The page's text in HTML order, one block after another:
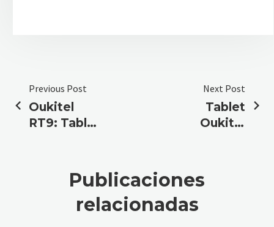
Previous Post
Oukitel
RT9: Tablet
Next Post
Tablet
Oukitel
duradera
Publicaciones
relacionadas